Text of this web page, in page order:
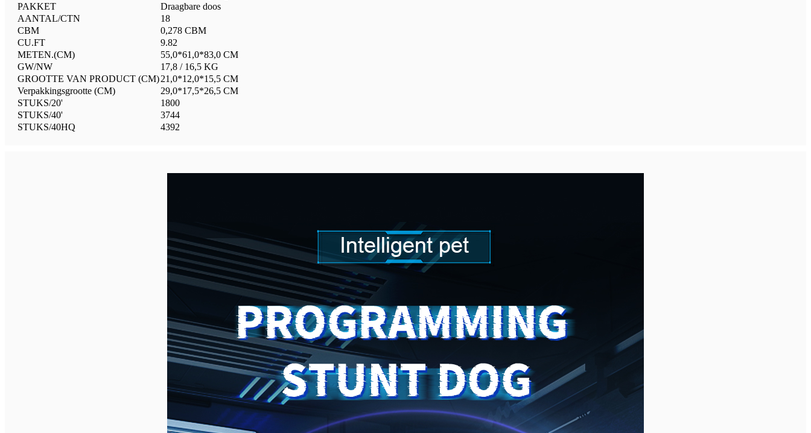
PAKKET
Draagbare doos
AANTAL/CTN
18
CBM
0,278 CBM
CU.FT
9.82
METEN.(CM)
55,0*61,0*83,0 CM
GW/NW
17,8 / 16,5 KG
GROOTTE VAN PRODUCT (CM)21,0*12,0*15,5 CM
Verpakkingsgrootte (CM)
29,0*17,5*26,5 CM
STUKS/20'
1800
STUKS/40'
3744
STUKS/40HQ
4392